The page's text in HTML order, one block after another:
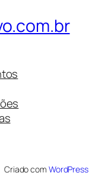
Criado com WordPress